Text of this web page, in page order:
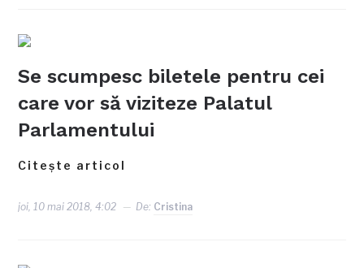
Se scumpesc biletele pentru cei
care vor să viziteze Palatul
Parlamentului
Citește articol
joi, 10 mai 2018, 4:02 De: Cristina